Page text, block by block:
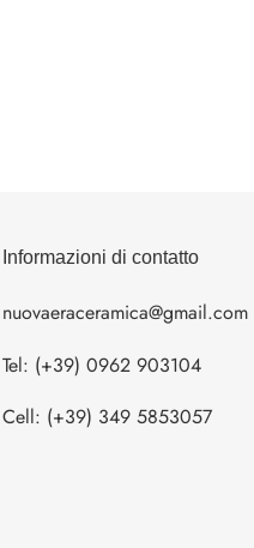
Informazioni di contatto
nuovaeraceramica@gmail.com
Tel: (+39) 0962 903104
Cell: (+39) 349 5853057